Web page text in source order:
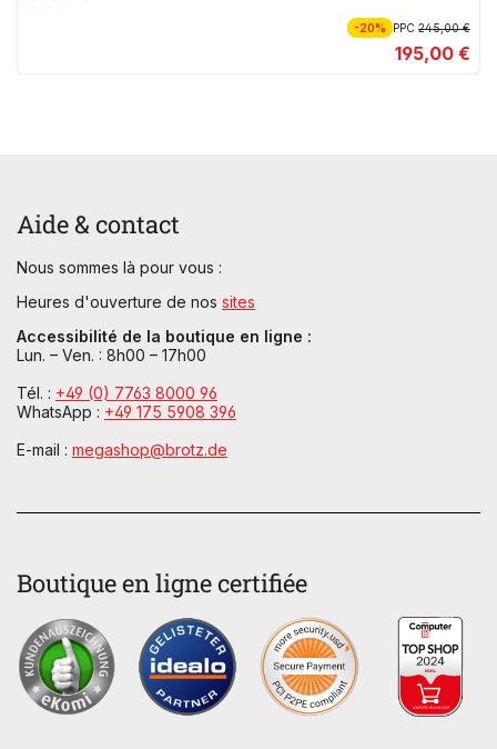
-20% PPC245,00 €
195,00 €
Aide & contact
Nous sommes là pour vous :
Heures d'ouverture de nos sites
Accessibilité de la boutique en ligne :
Lun. – Ven. : 8h00 – 17h00
Tél. : +49 (0) 7763 8000 96
WhatsApp : +49 175 5908 396
E-mail : megashop@brotz.de
Boutique en ligne certifiée